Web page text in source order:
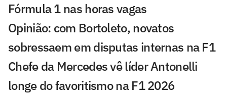
Fórmula 1 nas horas vagas
Opinião: com Bortoleto, novatos
sobressaem em disputas internas na F1
Chefe da Mercedes vê líder Antonelli
longe do favoritismo na F1 2026